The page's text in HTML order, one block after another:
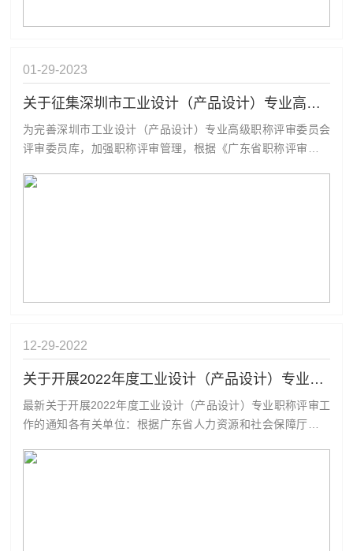
01-29 2023
关于征集深圳市工业设计（产品设计）专业高级职称评审委员会评委的公告
为完善深圳市工业设计（产品设计）专业高级职称评审委员会
评审委员库，加强职称评审管理，根据《广东省职称评审委员
设计）专业高级职称评审委员会评委有关事项公告如下：一、
12-29 2022
关于开展2022年度工业设计（产品设计）专业职称评审工作的通知
最新关于开展2022年度工业设计（产品设计）专业职称评审工
作的通知各有关单位：根据广东省人力资源和社会保障厅《关
号）和深圳市人力资源和社会保障局《关于开展深圳市2022年